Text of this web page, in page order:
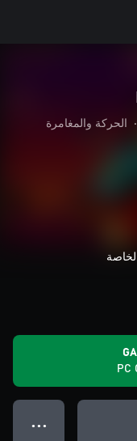
• الحركة والمغامرة
● ● ●